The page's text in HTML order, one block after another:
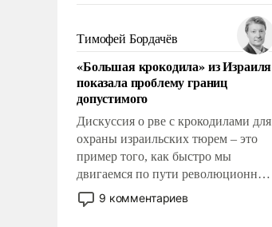
где Еревану за свои поступки не
нужно отвечать.
Тимофей Бордачёв
«Большая крокодила» из Израиля
показала проблему границ
допустимого
Дискуссия о рве с крокодилами для
охраны израильских тюрем – это
пример того, как быстро мы
двигаемся по пути революционных
изменений. То, что несколько лет
назад было образом для
9 комментариев